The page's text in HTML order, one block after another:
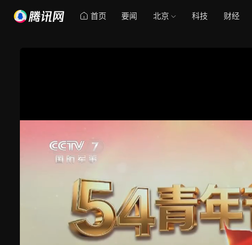
首页 要闻 北京 科技 财经